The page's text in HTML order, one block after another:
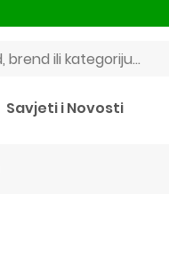
Savjeti i Novosti